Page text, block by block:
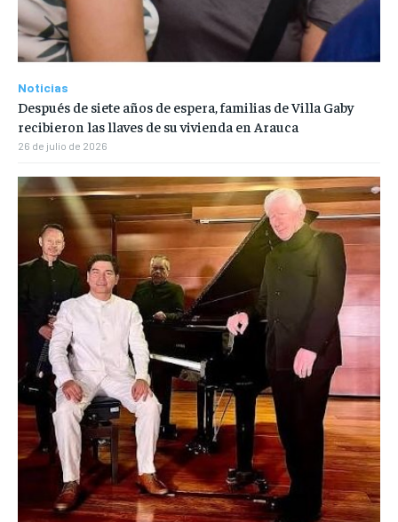
Noticias
Después de siete años de espera, familias de Villa Gaby
recibieron las llaves de su vivienda en Arauca
26 de julio de 2026